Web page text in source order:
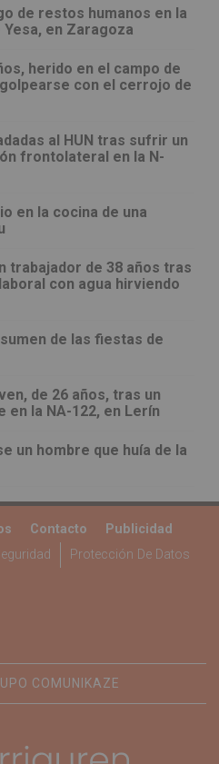
de restos humanos en la
en Zaragoza
herido en el campo de
con el cerrojo de
al HUN tras sufrir un
frontolateral en la N-
en la cocina de una
trabajador de 38 años tras
con agua hirviendo
de las fiestas de
de 26 años, tras un
en la NA-122, en Lerín
un hombre que huía de la
Contacto
Publicidad
Protección De Datos
COMUNIKAZE